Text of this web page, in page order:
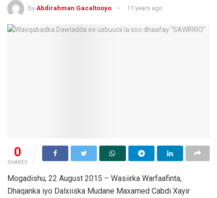
by Abdirahman Gacaltooyo 11 years ago
0
SHARES
Mogadishu, 22 August 2015 – Wasiirka Warfaafinta,
Dhaqanka iyo Dalxiiska Mudane Maxamed Cabdi Xayir